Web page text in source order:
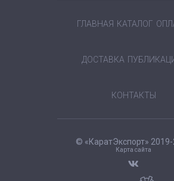
ГЛАВНАЯ КАТАЛОГ
ДОСТАВКА
КОНТАКТЫ
© «КаратЭкспорт»
Карта сайта